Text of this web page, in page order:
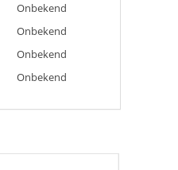
Onbekend
Onbekend
Onbekend
Onbekend